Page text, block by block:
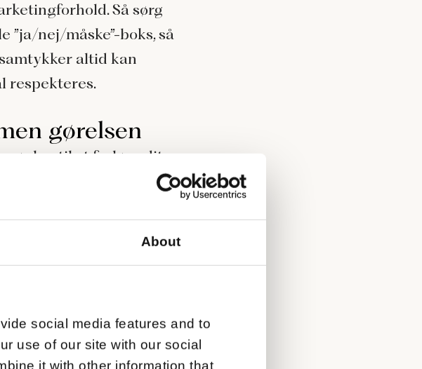
About
social media features and to
use of our site with our social
it with other information that
Så sørg
”ja/nej/måske”-boks, så
altid kan
respekteres.
gørelsen
nøglen til at forløse dit
grad om, hvordan du
samtykke-givere kan
initiativ. Det handler
efter kvalitet fremfor